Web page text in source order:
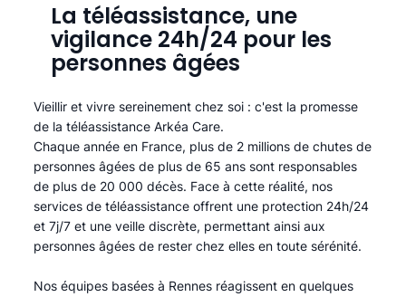
La téléassistance, une
vigilance 24h/24 pour les
personnes âgées
Vieillir et vivre sereinement chez soi : c'est la promesse
de la téléassistance Arkéa Care.
Chaque année en France, plus de 2 millions de chutes de
personnes âgées de plus de 65 ans sont responsables
de plus de 20 000 décès. Face à cette réalité, nos
services de téléassistance offrent une protection 24h/24
et 7j/7 et une veille discrète, permettant ainsi aux
personnes âgées de rester chez elles en toute sérénité.​
Nos équipes basées à Rennes réagissent en quelques